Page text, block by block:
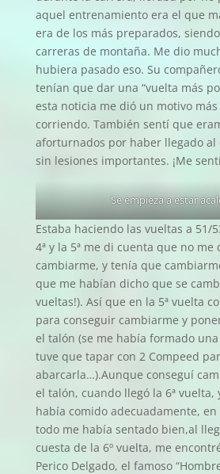
aquel entrenamiento era el que
era de los más preparados,
carreras de montaña. Me dio
hubiera pasado eso. Su
tenían que dar una “vuelta más
esta noticia me dió un motivo
corriendo. También sentí que
aforturnados por haber llegado al
sin lesiones importantes. ¡Me
Se empieza a estar
Estaba haciendo las vueltas a 51/
4ª y la 5ª me di cuenta que no me
cambiarme, y tenía que
que me habían dicho que se
vueltas!). Así que en la 5ª vuelta
para conseguir cambiarme y
el talón (se me había formado una
tuve que tapar con 2 Compeed
abarcarla…).Aunque conseguí
el talón, cuando llegó la 6ª vuelta,
había comido adecuadamente, en
todo me había sentado bien,al
cuesta de la 6º vuelta, me
Perico Delgado, el famoso